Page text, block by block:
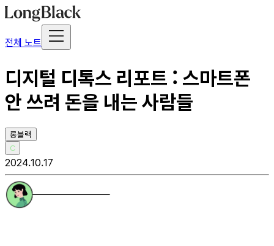
전체 노트
디지털 디톡스 리포트 : 스마트폰
안 쓰려 돈을 내는 사람들
롱블랙
C
2024.10.17